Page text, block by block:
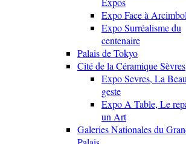
Expo Face à
Expo Surréalisme du
centenaire
Palais de Tokyo
Cité de la Céramique Sèvres
Expo Sevres, La
geste
Expo A Table, Le
un Art
Galeries Nationales du